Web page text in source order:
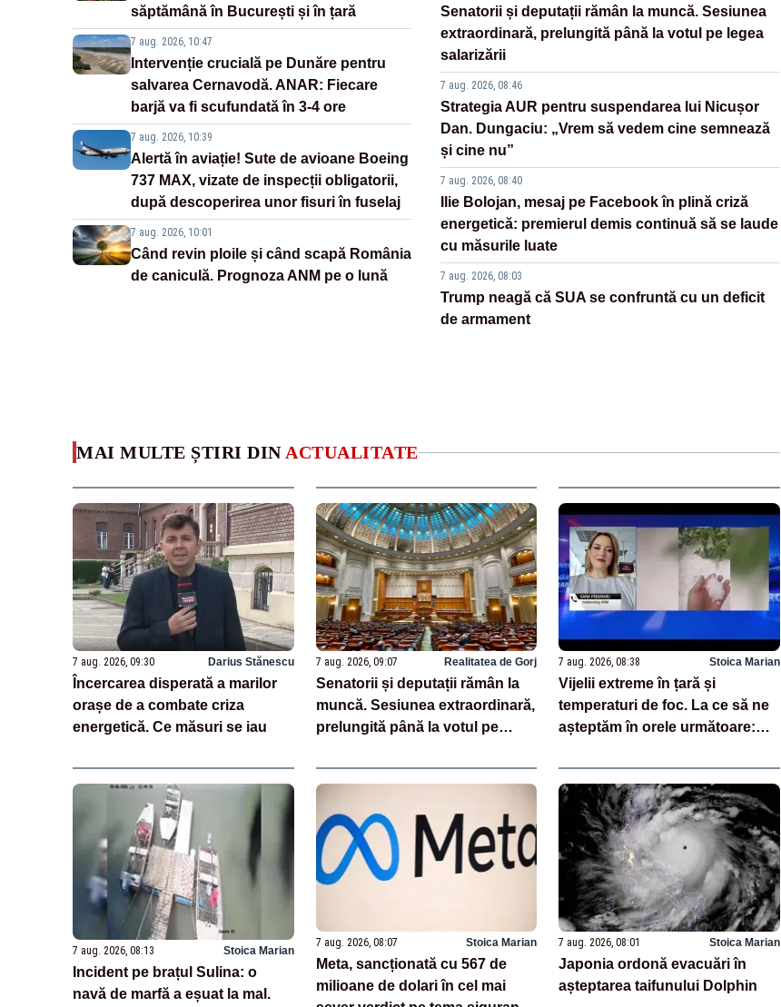
săptămână în București și în țară
7 aug. 2026, 10:47
Intervenție crucială pe Dunăre pentru
salvarea Cernavodă. ANAR: Fiecare
barjă va fi scufundată în 3-4 ore
7 aug. 2026, 10:39
Alertă în aviație! Sute de avioane Boeing
737 MAX, vizate de inspecții obligatorii,
după descoperirea unor fisuri în fuselaj
7 aug. 2026, 10:01
Când revin ploile și când scapă România
de caniculă. Prognoza ANM pe o lună
Senatorii și deputații rămân la muncă. Sesiunea
extraordinară, prelungită până la votul pe legea
salarizării
7 aug. 2026, 08:46
Strategia AUR pentru suspendarea lui Nicușor
Dan. Dungaciu: „Vrem să vedem cine semnează
și cine nu”
7 aug. 2026, 08:40
Ilie Bolojan, mesaj pe Facebook în plină criză
energetică: premierul demis continuă să se laude
cu măsurile luate
7 aug. 2026, 08:03
Trump neagă că SUA se confruntă cu un deficit
de armament
MAI MULTE ȘTIRI DIN ACTUALITATE
7 aug. 2026, 09:30 Darius Stănescu
Încercarea disperată a marilor
orașe de a combate criza
energetică. Ce măsuri se iau
7 aug. 2026, 09:07 Realitatea de Gorj
Senatorii și deputații rămân la
muncă. Sesiunea extraordinară,
prelungită până la votul pe
7 aug. 2026, 08:38 Stoica Marian
Vijelii extreme în țară și
temperaturi de foc. La ce să ne
așteptăm în orele următoare:
7 aug. 2026, 08:13 Stoica Marian
Incident pe brațul Sulina: o
navă de marfă a eșuat la mal.
7 aug. 2026, 08:07 Stoica Marian
Meta, sancționată cu 567 de
milioane de dolari în cel mai
7 aug. 2026, 08:01 Stoica Marian
Japonia ordonă evacuări în
așteptarea taifunului Dolphin